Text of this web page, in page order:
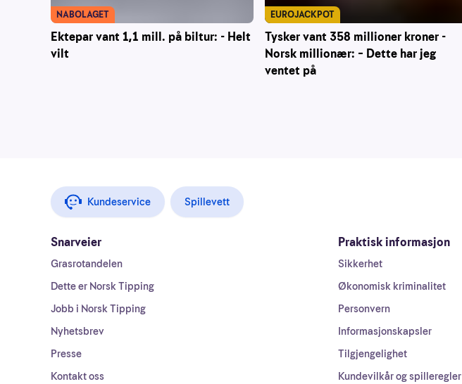
Ektepar vant 1,1 mill. på biltur: - Helt
vilt
NABOLAGET
Tysker vant 358 millioner kroner -
Norsk millionær: – Dette har jeg
ventet på
EUROJACKPOT
Kundeservice Spillevett
Snarveier
Grasrotandelen
Dette er Norsk Tipping
Jobb i Norsk Tipping
Nyhetsbrev
Presse
Kontakt oss
Praktisk informasjon
Sikkerhet
Økonomisk kriminalitet
Personvern
Informasjonskapsler
Tilgjengelighet
Kundevilkår og spilleregler